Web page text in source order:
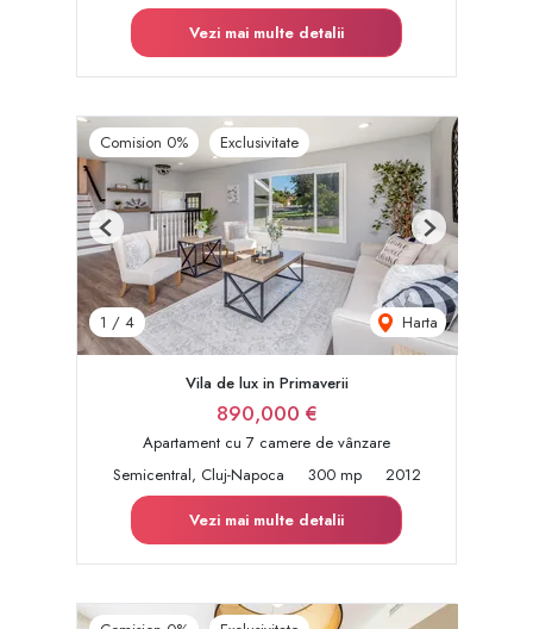
Vezi mai multe detalii
Comision 0% Exclusivitate
1 / 4 Harta
Previous Next
Vila de lux in Primaverii
890,000 €
Apartament cu 7 camere de vânzare
Semicentral, Cluj-Napoca
300 mp
2012
Vezi mai multe detalii